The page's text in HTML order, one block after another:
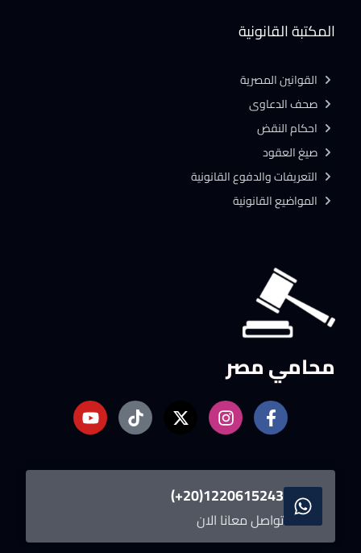
محامي مصر
1220615243(20+)
تواصل معانا الان
المكتبة القانونية
القوانين المصرية
صحف الدعاوى
احكام النقض
صيغ العقود
التعريفات والدفوع القانونية
المواضيع القانونية